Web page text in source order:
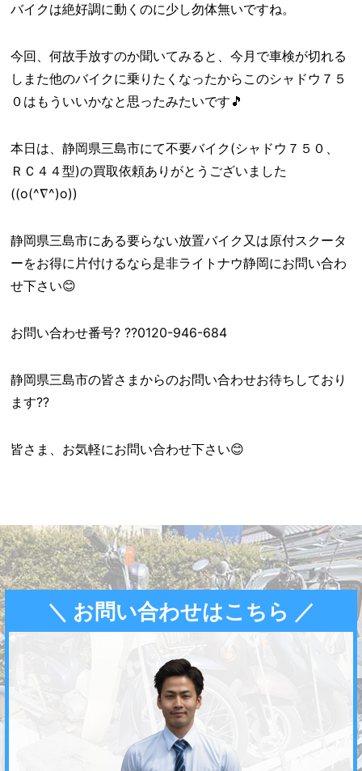
バイクは絶好調に動くのに少し勿体無いですね。
今回、何故手放すのか聞いてみると、今月で車検が切れる
しまた他のバイクに乗りたくなったからこのシャドウ７５
０はもういいかなと思ったみたいです🎵
本日は、静岡県三島市にて不要バイク(シャドウ７５０、
ＲＣ４４型)の買取依頼ありがとうございました
((o(^∇^)o))
静岡県三島市にある要らない放置バイク又は原付スクータ
ーをお得に片付けるなら是非ライトナウ静岡にお問い合わ
せ下さい😊
お問い合わせ番号? ??0120-946-684
静岡県三島市の皆さまからのお問い合わせお待ちしており
ます??
皆さま、お気軽にお問い合わせ下さい😊
＼ お問い合わせはこちら ／